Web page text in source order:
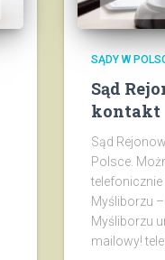
SĄDY W
Sąd
kontakt
Sąd
Polsce.
Myśliborzu
Myśliborzu
mailowy!